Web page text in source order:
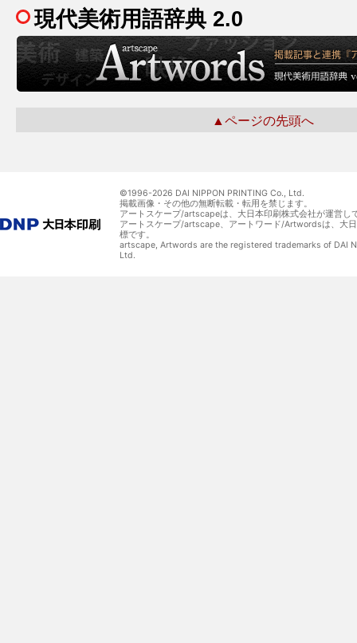
現代美術用語辞典 2.0
▲ページの先頭へ
©1996-2026 DAI NIPPON PRINTING Co., Ltd.
掲載画像・その他の無断転載・転用を禁じます。
アートスケープ/artscapeは、大日本印刷株式会社が運営し
アートスケープ/artscape、アートワード/Artwordsは、大
標です。
artscape, Artwords are the registered trademarks of DAI
Ltd.